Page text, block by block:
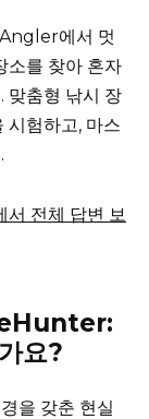
에서 멋
소를 찾아 혼자
맞춤형 낚시 장
시험하고, 마스
전체 답변 보
요?
을 갖춘 현실